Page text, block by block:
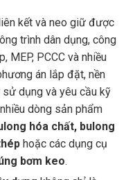
trình dân dụng, công
MEP, PCCC và nhiều
án lắp đặt, nền
dụng và yêu cầu kỹ
dòng sản phẩm
hóa chất, bulong
hoặc các dụng cụ
bơm keo.
dựng